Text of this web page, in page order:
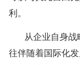
利。
从企业自身
往伴随着国际化